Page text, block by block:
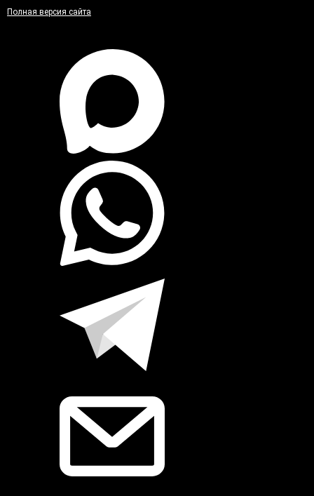
Полная версия сайта